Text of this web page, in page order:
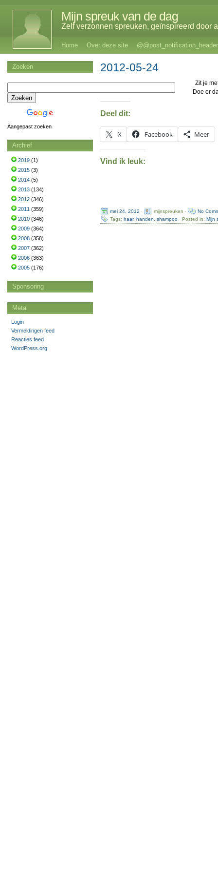
Mijn spreuk van de dag
Zelf verzonnen spreuken, geïnspireerd door
Home Over deze site @@post_notification_header
2012-05-24
Zit je
Doe er
Deel dit:
X Facebook Meer
Vind ik leuk:
mei 24, 2012 · mijnspreuken ·
No
Tags: haar, handen shampoo· Posted in: Mijn
Zoeken
Aangepast zoeken
Archief
2019 (1)
2015 (3)
2014 (5)
2013 (134)
2012 (346)
2011 (359)
2010 (346)
2009 (364)
2008 (358)
2007 (362)
2006 (363)
2005 (176)
Sponsoring
Meta
Login
Vermeldingen feed
Reacties feed
WordPress.org